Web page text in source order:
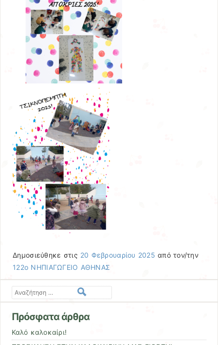
Δημοσιεύθηκε στις 20 Φεβρουαρίου 2025 από τον/την
122ο ΝΗΠΙΑΓΩΓΕΙΟ ΑΘΗΝΑΣ
Αναζήτηση
Πρόσφατα άρθρα
Καλό καλοκαίρι!